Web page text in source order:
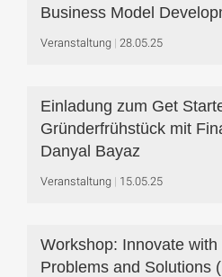
Business Model
Veranstaltung 28.05.25
Einladung zum Get
Gründerfrühstück mit
Danyal Bayaz
Veranstaltung 15.05.25
Workshop: Innovate
Problems and Solutions